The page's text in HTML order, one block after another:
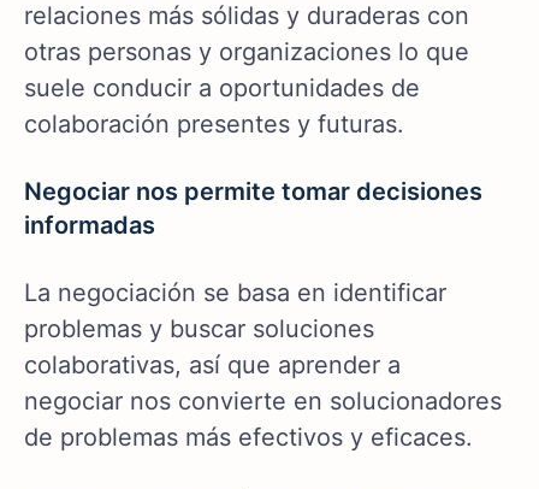
relaciones más sólidas y duraderas con
otras personas y organizaciones lo que
suele conducir a oportunidades de
colaboración presentes y futuras.
Negociar nos permite tomar decisiones
informadas
La negociación se basa en identificar
problemas y buscar soluciones
colaborativas, así que aprender a
negociar nos convierte en solucionadores
de problemas más efectivos y eficaces.